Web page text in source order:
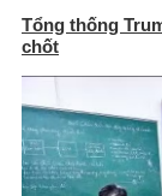
Tổng thống
chốt